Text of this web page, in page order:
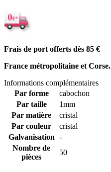
Frais de port offerts dès 85 €
France métropolitaine et Corse.
Informations complémentaires
Par forme
cabochon
Par taille
1mm
Par matière
cristal
Par couleur
cristal
Galvanisation -
Nombre de
pièces
50